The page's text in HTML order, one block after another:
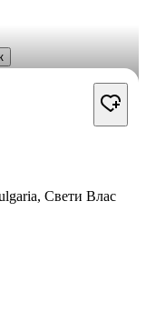
Свети Влас